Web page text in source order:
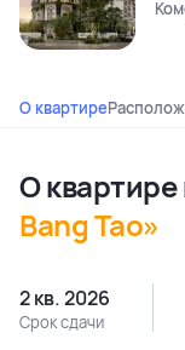
О квартире
О
Bang Tao»
2 кв. 2026
Срок сдачи